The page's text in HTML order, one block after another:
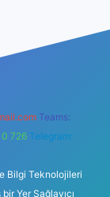
Teams:
726 Telegram:
Bilgi Teknolojileri
Yer Sağlayıcı